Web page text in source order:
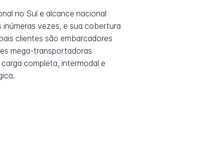
no Sul e alcance nacional
vezes, e sua cobertura
clientes são embarcadores
mega-transportadoras
completa, intermodal e